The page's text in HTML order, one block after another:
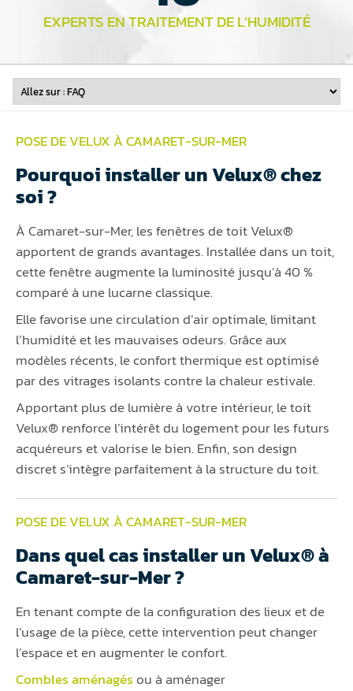
EXPERTS EN TRAITEMENT DE L’HUMIDITÉ
POSE DE VELUX À CAMARET-SUR-MER
Pourquoi installer un Velux® chez
soi ?
À Camaret-sur-Mer, les fenêtres de toit Velux®
apportent de grands avantages. Installée dans un toit,
cette fenêtre augmente la luminosité jusqu’à 40 %
comparé à une lucarne classique.
Elle favorise une circulation d’air optimale, limitant
l’humidité et les mauvaises odeurs. Grâce aux
modèles récents, le confort thermique est optimisé
par des vitrages isolants contre la chaleur estivale.
Apportant plus de lumière à votre intérieur, le toit
Velux® renforce l’intérêt du logement pour les futurs
acquéreurs et valorise le bien. Enfin, son design
discret s’intègre parfaitement à la structure du toit.
POSE DE VELUX À CAMARET-SUR-MER
Dans quel cas installer un Velux® à
Camaret-sur-Mer ?
En tenant compte de la configuration des lieux et de
l’usage de la pièce, cette intervention peut changer
l’espace et en augmenter le confort.
Combles aménagés ou à aménager